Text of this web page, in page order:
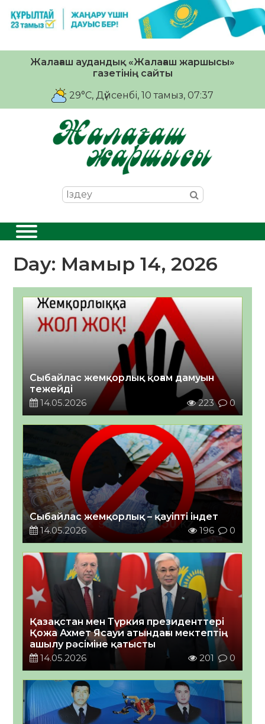
Жалағаш аудандық «Жалағаш жаршысы»
газетінің сайты
29°C, Дүйсенбі, 10 тамыз, 07:37
Day: Мамыр 14, 2026
Сыбайлас жемқорлық қоғам дамуын
тежейді
14.05.2026
223 0
Сыбайлас жемқорлық – қауіпті індет
14.05.2026
196 0
Қазақстан мен Түркия президенттері
Қожа Ахмет Ясауи атындағы мектептің
ашылу рәсіміне қатысты
14.05.2026
201 0